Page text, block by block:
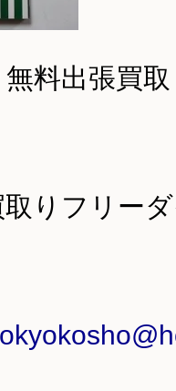
無料出張買
取りフリー